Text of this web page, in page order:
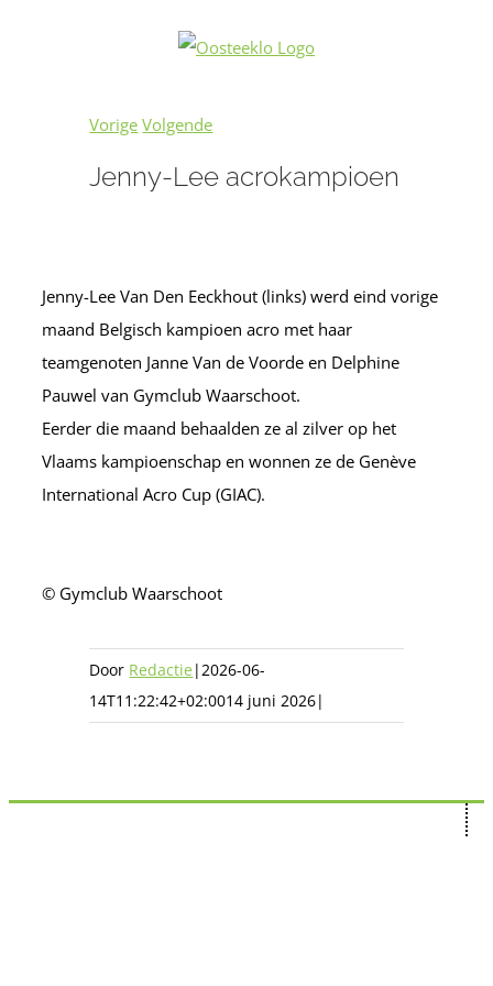
Vorige Volgende
Jenny-Lee acrokampioen
Jenny-Lee Van Den Eeckhout (links) werd eind vorige
maand Belgisch kampioen acro met haar
teamgenoten Janne Van de Voorde en Delphine
Pauwel van Gymclub Waarschoot.
Eerder die maand behaalden ze al zilver op het
Vlaams kampioenschap en wonnen ze de Genève
International Acro Cup (GIAC).
© Gymclub Waarschoot
Door Redactie |2026-06-
14T11:22:42+02:0014 juni 2026|